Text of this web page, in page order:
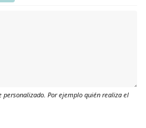
personalizado. Por ejemplo quién realiza el